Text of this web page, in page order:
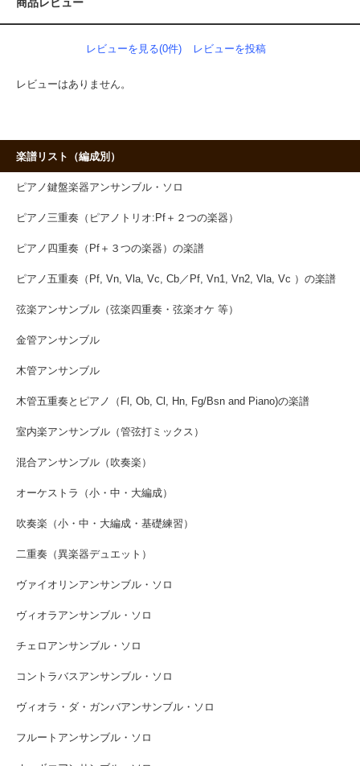
レビューを見る(0件) レビューを投稿
レビューはありません。
楽譜リスト（編成別）
ピアノ鍵盤楽器アンサンブル・ソロ
ピアノ三重奏（ピアノトリオ:Pf＋２つの楽器）
ピアノ四重奏（Pf＋３つの楽器）の楽譜
ピアノ五重奏（Pf, Vn, Vla, Vc, Cb／Pf, Vn1, Vn2, Vla, Vc ）の楽譜
弦楽アンサンブル（弦楽四重奏・弦楽オケ 等）
金管アンサンブル
木管アンサンブル
木管五重奏とピアノ（Fl, Ob, Cl, Hn, Fg/Bsn and Piano)の楽譜
室内楽アンサンブル（管弦打ミックス）
混合アンサンブル（吹奏楽）
オーケストラ（小・中・大編成）
吹奏楽（小・中・大編成・基礎練習）
二重奏（異楽器デュエット）
ヴァイオリンアンサンブル・ソロ
ヴィオラアンサンブル・ソロ
チェロアンサンブル・ソロ
コントラバスアンサンブル・ソロ
ヴィオラ・ダ・ガンバアンサンブル・ソロ
フルートアンサンブル・ソロ